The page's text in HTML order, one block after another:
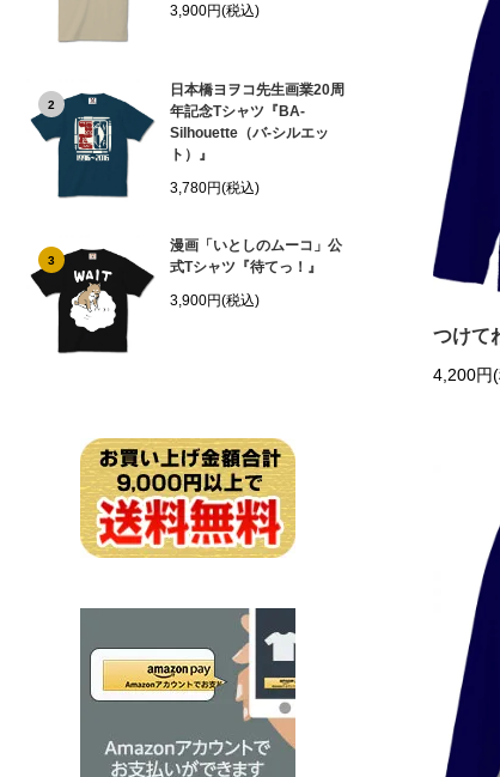
3,900円(税込)
2
日本橋ヨヲコ先生画業20周
年記念Tシャツ『BA-
Silhouette（バ-シルエッ
ト）』
3,780円(税込)
3
漫画「いとしのムーコ」公
式Tシャツ『待てっ！』
3,900円(税込)
つけて
4,200円